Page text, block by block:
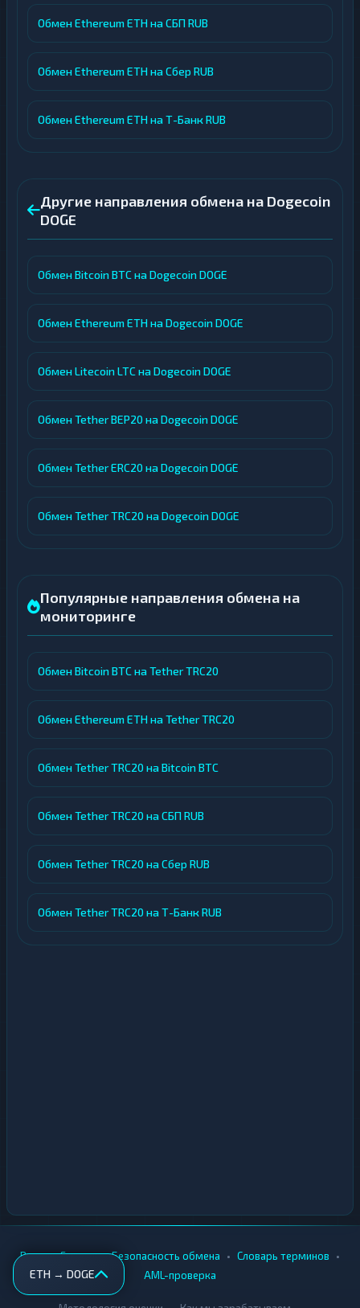
Обмен Ethereum ETH на СБП RUB
Обмен Ethereum ETH на Сбер RUB
Обмен Ethereum ETH на Т-Банк RUB
Другие направления обмена на Dogecoin
DOGE
Обмен Bitcoin BTC на Dogecoin DOGE
Обмен Ethereum ETH на Dogecoin DOGE
Обмен Litecoin LTC на Dogecoin DOGE
Обмен Tether BEP20 на Dogecoin DOGE
Обмен Tether ERC20 на Dogecoin DOGE
Обмен Tether TRC20 на Dogecoin DOGE
Популярные направления обмена на
мониторинге
Обмен Bitcoin BTC на Tether TRC20
Обмен Ethereum ETH на Tether TRC20
Обмен Tether TRC20 на Bitcoin BTC
Обмен Tether TRC20 на СБП RUB
Обмен Tether TRC20 на Сбер RUB
Обмен Tether TRC20 на Т-Банк RUB
ETH → DOGE
Вики • Города • Безопасность обмена • Словарь терминов •
AML-проверка